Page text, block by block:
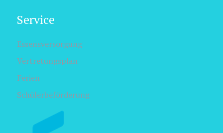
Service
Essensversorgung
Vertretungsplan
Ferien
Schülerbeförderung